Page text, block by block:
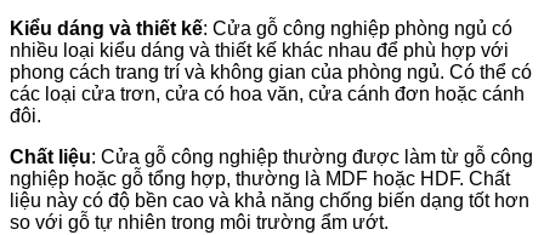
Kiểu dáng và thiết kế: Cửa gỗ công nghiệp phòng ngủ có
nhiều loại kiểu dáng và thiết kế khác nhau để phù hợp với
phong cách trang trí và không gian của phòng ngủ. Có thể có
các loại cửa trơn, cửa có hoa văn, cửa cánh đơn hoặc cánh
đôi.
Chất liệu: Cửa gỗ công nghiệp thường được làm từ gỗ công
nghiệp hoặc gỗ tổng hợp, thường là MDF hoặc HDF. Chất
liệu này có độ bền cao và khả năng chống biến dạng tốt hơn
so với gỗ tự nhiên trong môi trường ẩm ướt.